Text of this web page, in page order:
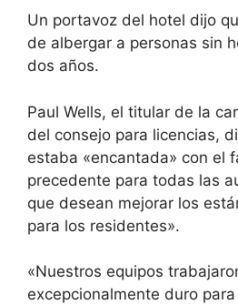
Un portavoz del hotel dijo
de albergar a personas sin
dos años.
Paul Wells, el titular de la
del consejo para licencias,
estaba «encantada» con el
precedente para todas las
que desean mejorar los
para los residentes».
«Nuestros equipos
excepcionalmente duro